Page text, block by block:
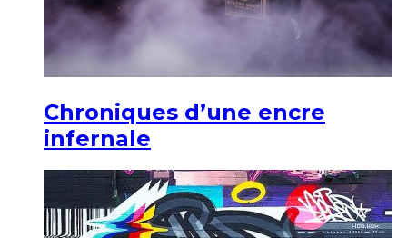
Chroniques d’une encre
infernale